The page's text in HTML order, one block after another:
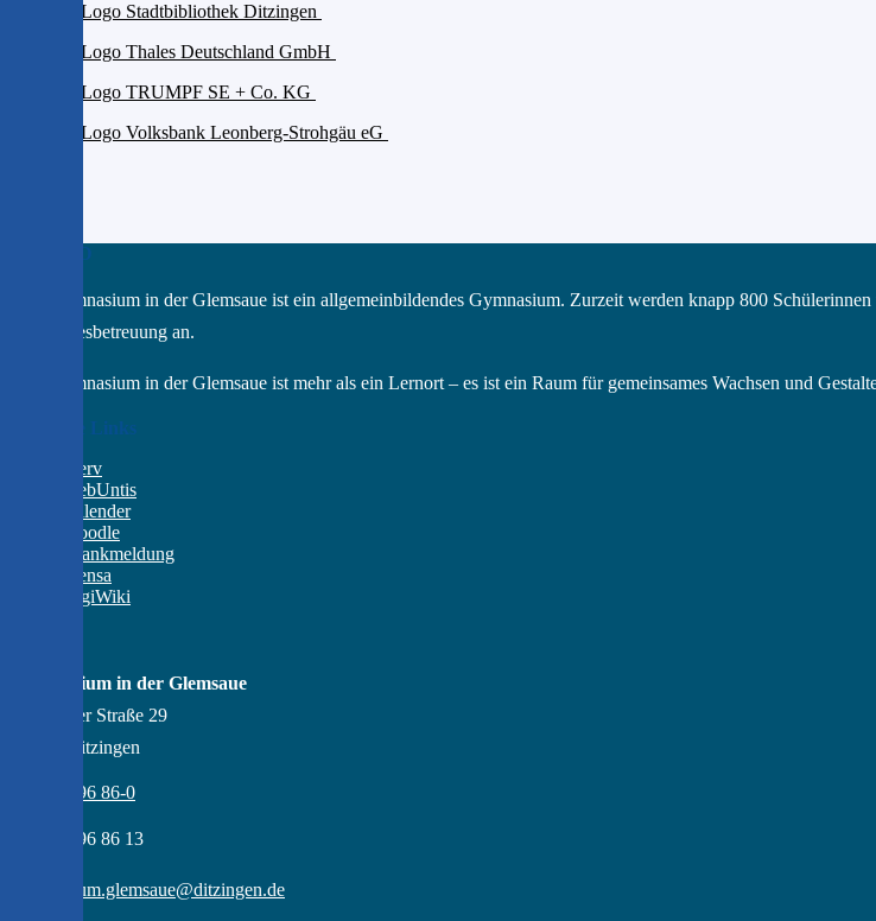
Das GGD
Das Gymnasium in der Glemsaue ist ein allgemeinbildendes Gymnasium. Zurzeit werden knapp 800
Ganztagesbetreuung an.
Das Gymnasium in der Glemsaue ist mehr als ein Lernort – es ist ein Raum für gemeinsames Wachsen und
Wichtige Links
IServ
WebUntis
Kalender
Moodle
Krankmeldung
Mensa
DigiWiki
Gymnasium in der Glemsaue
Gröninger Straße 29
71254 Ditzingen
07156 - 96 86-0
07156 - 96 86 13
gymnasium.glemsaue@ditzingen.de